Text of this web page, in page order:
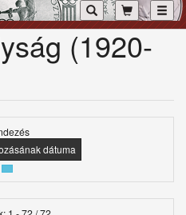
(1920-
dátuma